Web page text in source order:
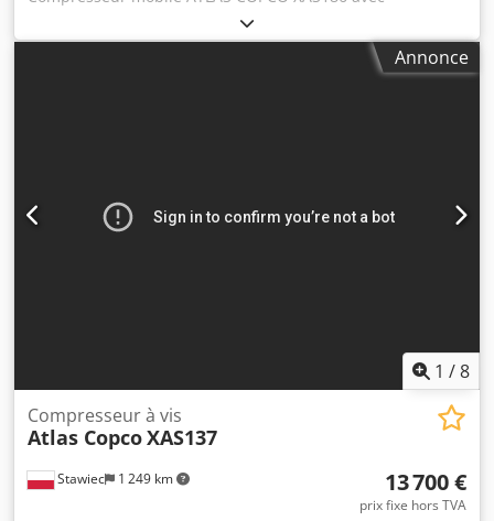
refroidisseur final, entièrement révisé. Codpfxjyfnwge
Abusha Données techniques : Débit : 11,10 m3/min ;
Pression de service : 7 bars ; Année de fabrication : 2014
Annonce
1 /8
Stawiec 1 249 km
Compresseur à vis
Atlas CopcoXAS137
13 700 €
prix fixe hors TVA